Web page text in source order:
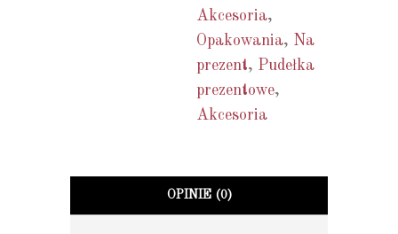
Akcesoria,
Opakowania, Na
prezent, Pudełka
prezentowe,
Akcesoria
OPINIE (0)